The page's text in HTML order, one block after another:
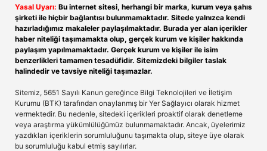
Yasal Uyarı: Bu internet sitesi, herhangi bir marka, kurum veya şahıs
şirketi ile hiçbir bağlantısı bulunmamaktadır. Sitede yalnızca kendi
hazırladığımız makaleler paylaşılmaktadır. Burada yer alan içerikler
haber niteliği taşımamakta olup, gerçek kurum ve kişiler hakkında
paylaşım yapılmamaktadır. Gerçek kurum ve kişiler ile isim
benzerlikleri tamamen tesadüfidir. Sitemizdeki bilgiler taslak
halindedir ve tavsiye niteliği taşımazlar.
Sitemiz, 5651 Sayılı Kanun gereğince Bilgi Teknolojileri ve İletişim
Kurumu (BTK) tarafından onaylanmış bir Yer Sağlayıcı olarak hizmet
vermektedir. Bu nedenle, sitedeki içerikleri proaktif olarak denetleme
veya araştırma yükümlülüğümüz bulunmamaktadır. Ancak, üyelerimiz
yazdıkları içeriklerin sorumluluğunu taşımakta olup, siteye üye olarak
bu sorumluluğu kabul etmiş sayılırlar.